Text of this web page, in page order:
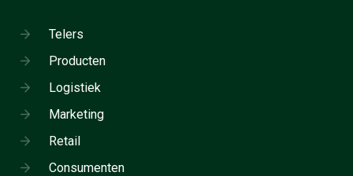
Telers
Producten
Logistiek
Marketing
Retail
Consumenten